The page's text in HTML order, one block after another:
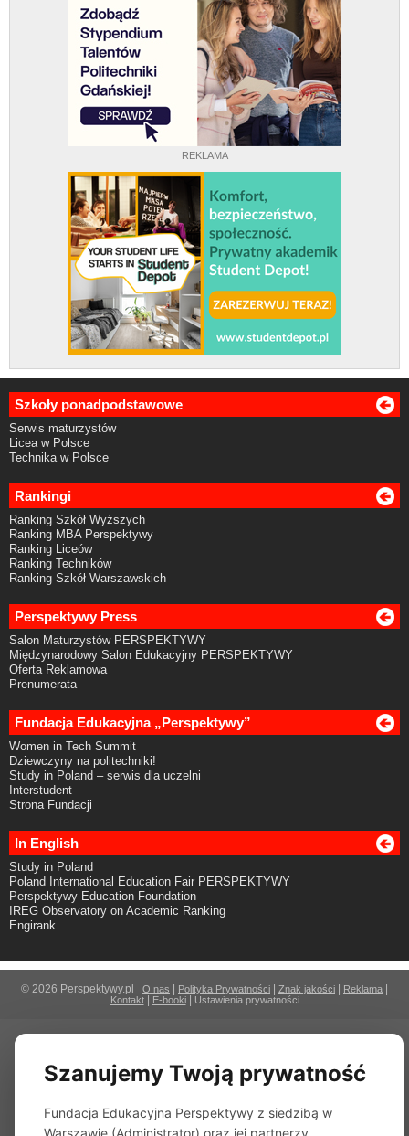
REKLAMA
Szkoły ponadpodstawowe
Serwis maturzystów
Licea w Polsce
Technika w Polsce
Rankingi
Ranking Szkół Wyższych
Ranking MBA Perspektywy
Ranking Liceów
Ranking Techników
Ranking Szkół Warszawskich
Perspektywy Press
Salon Maturzystów PERSPEKTYWY
Międzynarodowy Salon Edukacyjny PERSPEKTYWY
Oferta Reklamowa
Prenumerata
Fundacja Edukacyjna „Perspektywy”
Women in Tech Summit
Dziewczyny na politechniki!
Study in Poland – serwis dla uczelni
Interstudent
Strona Fundacji
In English
Study in Poland
Poland International Education Fair PERSPEKTYWY
Perspektywy Education Foundation
IREG Observatory on Academic Ranking
Engirank
© 2026 Perspektywy.pl O nas Polityka Prywatności Znak jakości Reklama
Kontakt| E-booki| Ustawienia prywatności
Szanujemy Twoją prywatność
Fundacja Edukacyjna Perspektywy z siedzibą w